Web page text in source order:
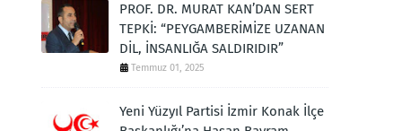
PROF. DR. MURAT KAN’DAN SERT
TEPKİ: “PEYGAMBERİMİZE UZANAN
DİL, İNSANLIĞA SALDIRIDIR”
Temmuz 01, 2025
Yeni Yüzyıl Partisi İzmir Konak İlçe